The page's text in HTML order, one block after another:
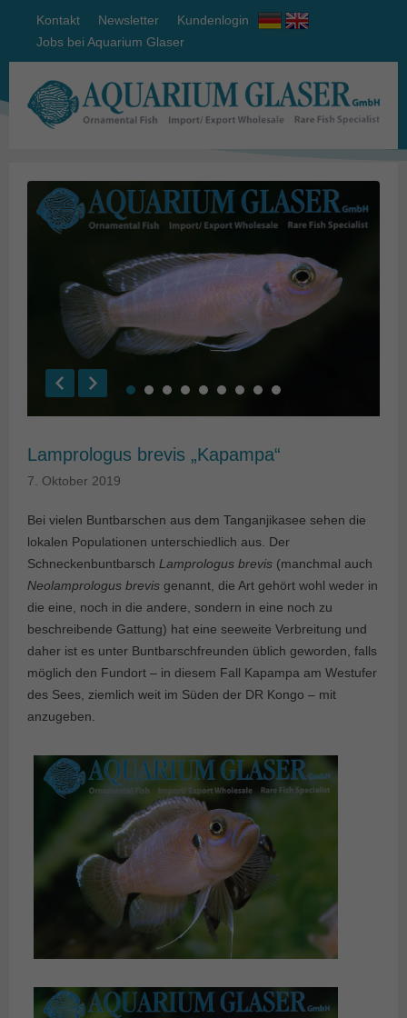
Kontakt Newsletter
Kundenlogin
Jobs bei Aquarium Glaser
Lamprologus brevis „Kapampa“
7. Oktober 2019
Bei vielen Buntbarschen aus dem Tanganjikasee sehen die
lokalen Populationen unterschiedlich aus. Der
Schneckenbuntbarsch Lamprologus brevis (manchmal auch
Neolamprologus brevis genannt, die Art gehört wohl weder in
die eine, noch in die andere, sondern in eine noch zu
beschreibende Gattung) hat eine seeweite Verbreitung und
daher ist es unter Buntbarschfreunden üblich geworden, falls
möglich den Fundort – in diesem Fall Kapampa am Westufer
des Sees, ziemlich weit im Süden der DR Kongo – mit
anzugeben.